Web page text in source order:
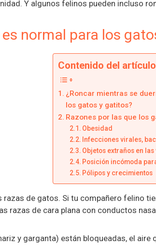
Y algunos felinos pueden incluso
normal para los
Contenido del artículo
¿Roncar mientras se
los gatos y gatitos?
Razones por las que los
Obesidad
Infecciones virales,
Objetos extraños en
Posición incómoda
Pólipos y crecimientos
de gatos. Si tu compañero felino
razas de cara plana con conductos
y garganta) están bloqueadas, el aire